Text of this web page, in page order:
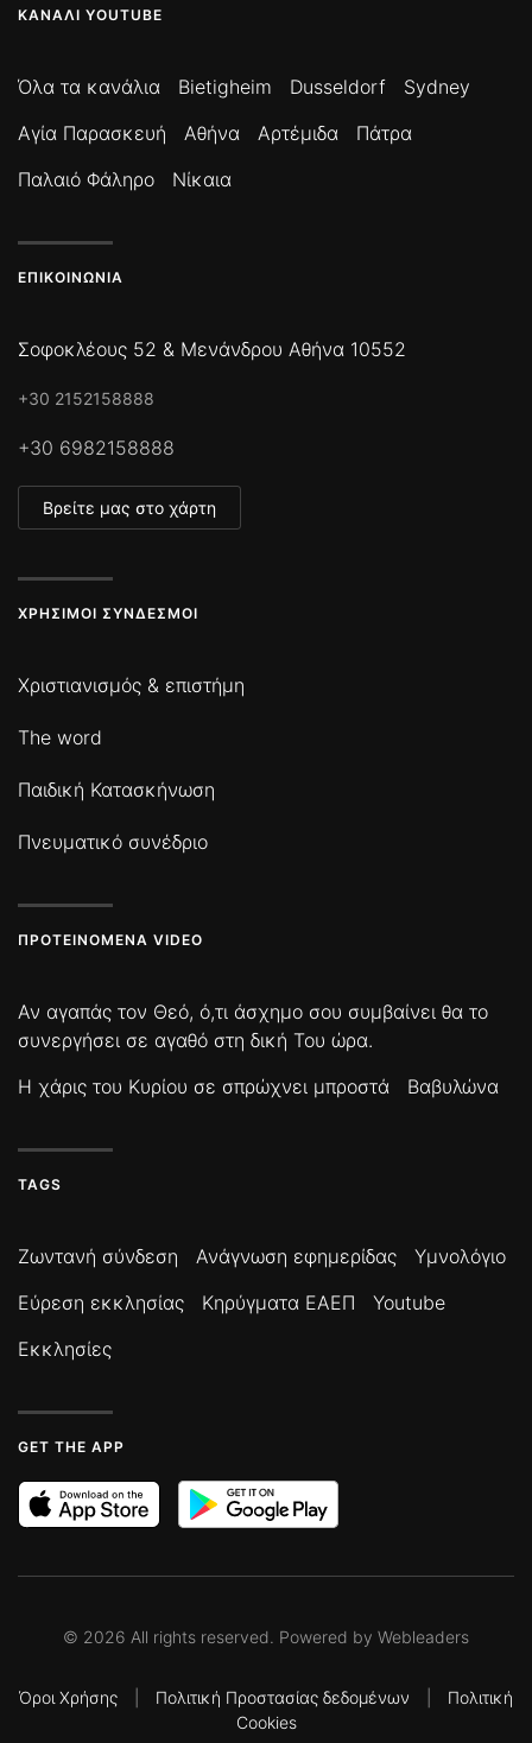
ΚΑΝΆΛΙ YOUTUBE
Όλα τα κανάλια Bietigheim Dusseldorf
Sydney
Αγία Παρασκευή
Αθήνα Αρτέμιδα
Πάτρα
Παλαιό Φάληρο
Νίκαια
ΕΠΙΚΟΙΝΩΝΊΑ
Σοφοκλέους 52 & Μενάνδρου Αθήνα 10552
+30 2152158888
+30 6982158888
Βρείτε μας στο χάρτη
ΧΡΉΣΙΜΟΙ ΣΎΝΔΕΣΜΟΙ
Χριστιανισμός & επιστήμη
The word
Παιδική Κατασκήνωση
Πνευματικό συνέδριο
ΠΡΟΤΕΙΝΌΜΕΝΑ VIDEO
Αν αγαπάς τον Θεό, ό,τι άσχημο σου συμβαίνει θα το
συνεργήσει σε αγαθό στη δική Του ώρα.
Η χάρις του Κυρίου σε σπρώχνει μπροστά
Βαβυλώνα
TAGS
Ζωντανή σύνδεση Ανάγνωση εφημερίδας
Υμνολόγιο
Εύρεση εκκλησίας
Κηρύγματα ΕΑΕΠ
Youtube
Εκκλησίες
GET THE APP
© 2026 All rights reserved. Powered by Webleaders
Όροι Χρήσης Πολιτική Προστασίας δεδομένων
Πολιτική
Cookies